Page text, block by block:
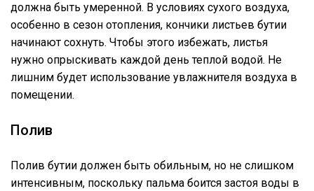
должна быть умеренной. В условиях сухого воздуха,
особенно в сезон отопления, кончики листьев бутии
начинают сохнуть. Чтобы этого избежать, листья
нужно опрыскивать каждой день теплой водой. Не
лишним будет использование увлажнителя воздуха в
помещении.
Полив
Полив бутии должен быть обильным, но не слишком
интенсивным, поскольку пальма боится застоя воды в